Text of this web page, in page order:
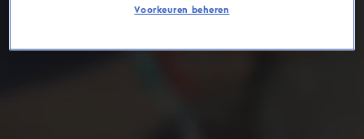
Voorkeuren beheren